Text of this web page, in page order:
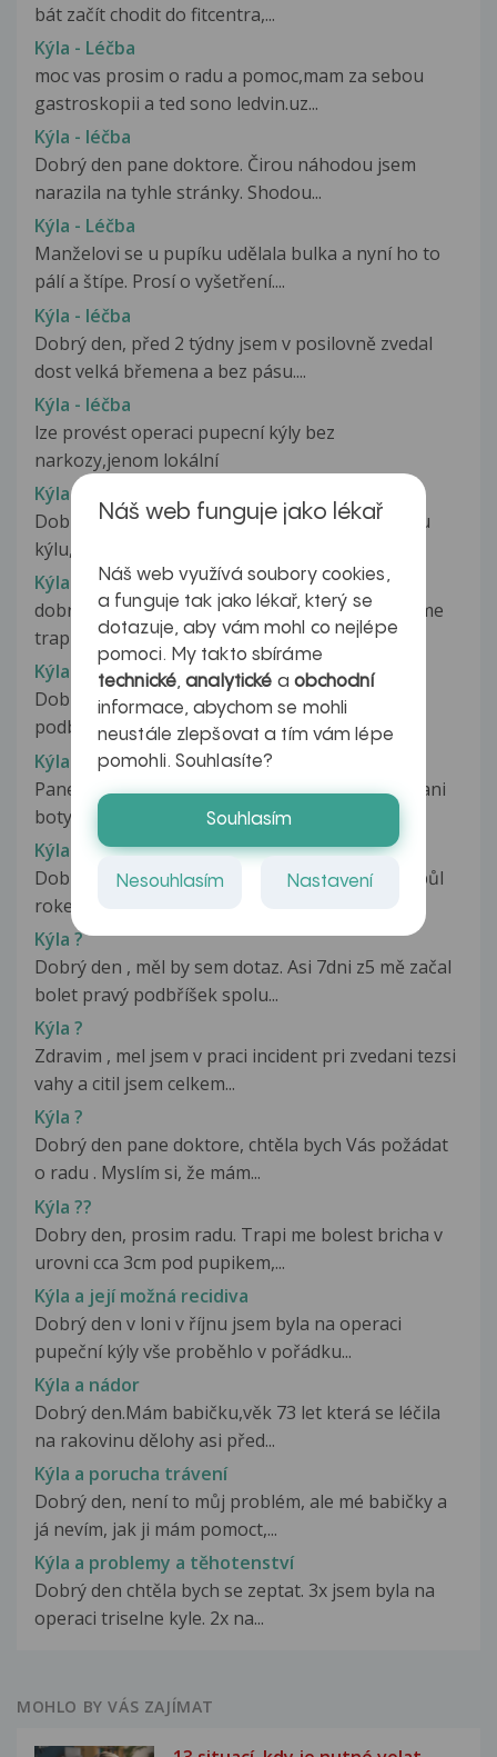
bát začít chodit do fitcentra,...
Kýla - Léčba
moc vas prosim o radu a pomoc,mam za sebou
gastroskopii a ted sono ledvin.uz...
Kýla - léčba
Dobrý den pane doktore. Čirou náhodou jsem
narazila na tyhle stránky. Shodou...
Kýla - Léčba
Manželovi se u pupíku udělala bulka a nyní ho to
pálí a štípe. Prosí o vyšetření....
Kýla - léčba
Dobrý den, před 2 týdny jsem v posilovně zvedal
dost velká břemena a bez pásu....
Kýla - léčba
lze provést operaci pupecní kýly bez
narkozy,jenom lokální
Kýla - léčba
Dobrý den, je mi 75let a dva roky mám tříselnou
kýlu, která mi nedělala potíže....
Kýla - léčba
dobry den mam takovy problem uz delsi dobu me
trapi tupa bolest nad pupkem v...
Kýla - léčba
Dobrý den Prosím o pomoc. Bolí mě v pravém
podbřišku. Několikrát mi rozháněli...
Kýla - léčba
Pane doktore,už několikrát při ohnuti,zavazovani
boty,nebo když chci něco zvednout...
Kýla - recidiva
Dobrý den, mám po operaci tříselné kýly před půl
rokem v zahraničí. Byla použita...
Kýla ?
Dobrý den , měl by sem dotaz. Asi 7dni z5 mě začal
bolet pravý podbříšek spolu...
Kýla ?
Zdravim , mel jsem v praci incident pri zvedani tezsi
vahy a citil jsem celkem...
Kýla ?
Dobrý den pane doktore, chtěla bych Vás požádat
o radu . Myslím si, že mám...
Kýla ??
Dobry den, prosim radu. Trapi me bolest bricha v
urovni cca 3cm pod pupikem,...
Kýla a její možná recidiva
Dobrý den v loni v říjnu jsem byla na operaci
pupeční kýly vše proběhlo v pořádku...
Kýla a nádor
Dobrý den.Mám babičku,věk 73 let která se léčila
na rakovinu dělohy asi před...
Kýla a porucha trávení
Dobrý den, není to můj problém, ale mé babičky a
já nevím, jak ji mám pomoct,...
Kýla a problemy a těhotenství
Dobrý den chtěla bych se zeptat. 3x jsem byla na
operaci triselne kyle. 2x na...
MOHLO BY VÁS ZAJÍMAT
Náš web funguje jako lékař
Náš web využívá soubory cookies,
a funguje tak jako lékař, který se
dotazuje, aby vám mohl co nejlépe
pomoci. My takto sbíráme
technické,analytické a obchodní
informace, abychom se mohli
neustále zlepšovat a tím vám lépe
pomohli. Souhlasíte?
Souhlasím
Nesouhlasím Nastavení